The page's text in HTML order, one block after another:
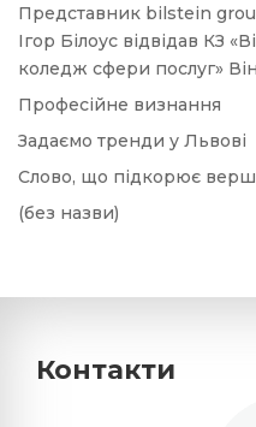
Представник bilstein
Ігор Білоус відвідав КЗ
коледж сфери послуг»
Професійне визнання
Задаємо тренди у Львові
Слово, що підкорює
(без назви)
Контакти